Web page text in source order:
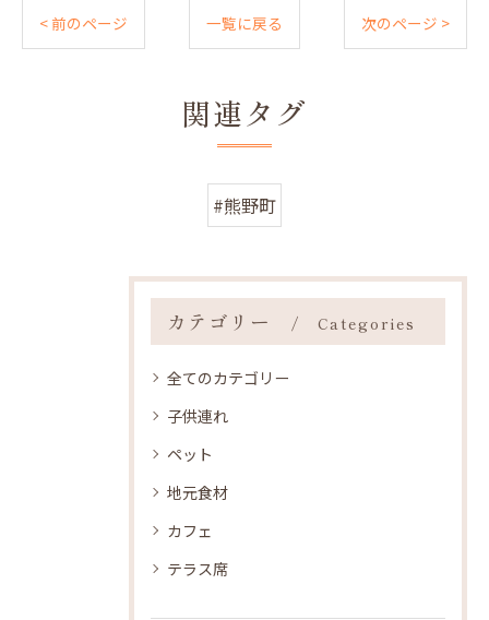
< 前のページ 一覧に戻る 次のページ >
関連タグ
#熊野町
カテゴリー Categories
全てのカテゴリー
子供連れ
ペット
地元食材
カフェ
テラス席